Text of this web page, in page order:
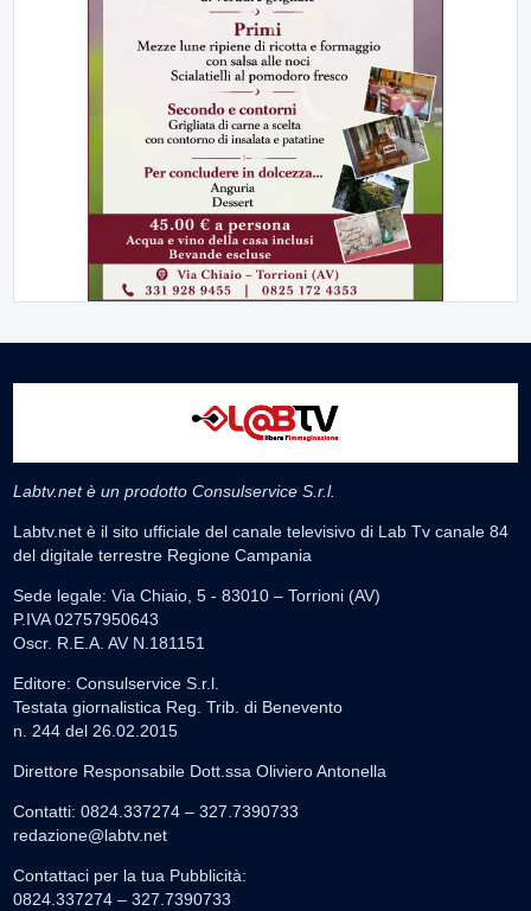
Labtv.net è un prodotto Consulservice S.r.l.
Labtv.net è il sito ufficiale del canale televisivo di Lab Tv canale 84
del digitale terrestre Regione Campania
Sede legale: Via Chiaio, 5 - 83010 – Torrioni (AV)
P.IVA 02757950643
Oscr. R.E.A. AV N.181151
Editore: Consulservice S.r.l.
Testata giornalistica Reg. Trib. di Benevento
n. 244 del 26.02.2015
Direttore Responsabile Dott.ssa Oliviero Antonella
Contatti: 0824.337274 – 327.7390733
redazione@labtv.net
Contattaci per la tua Pubblicità:
0824.337274 – 327.7390733